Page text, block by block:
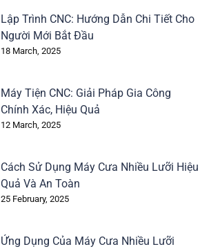
Lập Trình CNC: Hướng Dẫn Chi Tiết Cho
Người Mới Bắt Đầu
18 March, 2025
Máy Tiện CNC: Giải Pháp Gia Công
Chính Xác, Hiệu Quả
12 March, 2025
Cách Sử Dụng Máy Cưa Nhiều Lưỡi Hiệu
Quả Và An Toàn
25 February, 2025
Ứng Dụng Của Máy Cưa Nhiều Lưỡi